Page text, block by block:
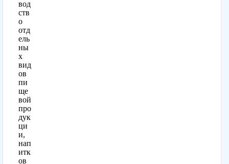
вод
ств
о
отд
ель
ны
х
вид
ов
пи
ще
вой
про
дук
ци
и,
нап
итк
ов